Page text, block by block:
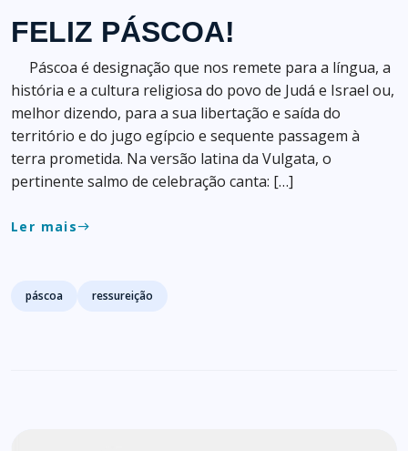
FELIZ PÁSCOA!
Páscoa é designação que nos remete para a língua, a
história e a cultura religiosa do povo de Judá e Israel ou,
melhor dizendo, para a sua libertação e saída do
território e do jugo egípcio e sequente passagem à
terra prometida. Na versão latina da Vulgata, o
pertinente salmo de celebração canta: […]
Ler maiseast
Tags
páscoa ressureição